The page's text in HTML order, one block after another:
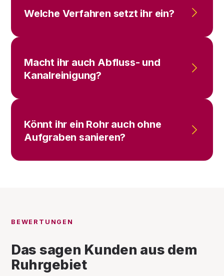
Welche Verfahren setzt ihr ein?
Macht ihr auch Abfluss- und
Kanalreinigung?
Könnt ihr ein Rohr auch ohne
Aufgraben sanieren?
BEWERTUNGEN
Das sagen Kunden aus dem
Ruhrgebiet